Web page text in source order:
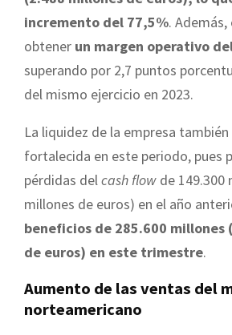
incremento del 77,5%.
obtener un margen operativo
superando por 2,7 puntos
del mismo ejercicio en 2023.
La liquidez de la empresa también
fortalecida en este periodo, pues
pérdidas delcash flow de 149.300
millones de euros) en el año
beneficios de 285.600 millones
de euros) en este trimestre.
Aumento de las ventas del
norteamericano